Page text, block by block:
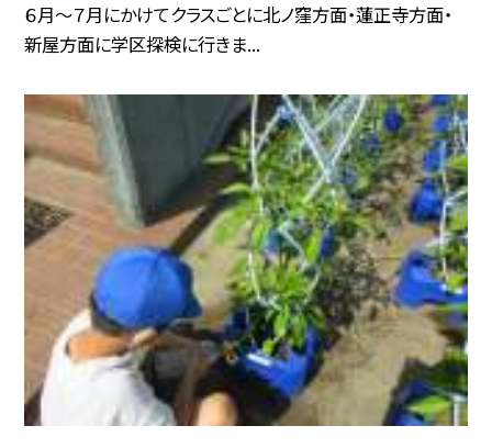
６月〜７月にかけてクラスごとに北ノ窪方面・蓮正寺方面・
新屋方面に学区探検に行きま...